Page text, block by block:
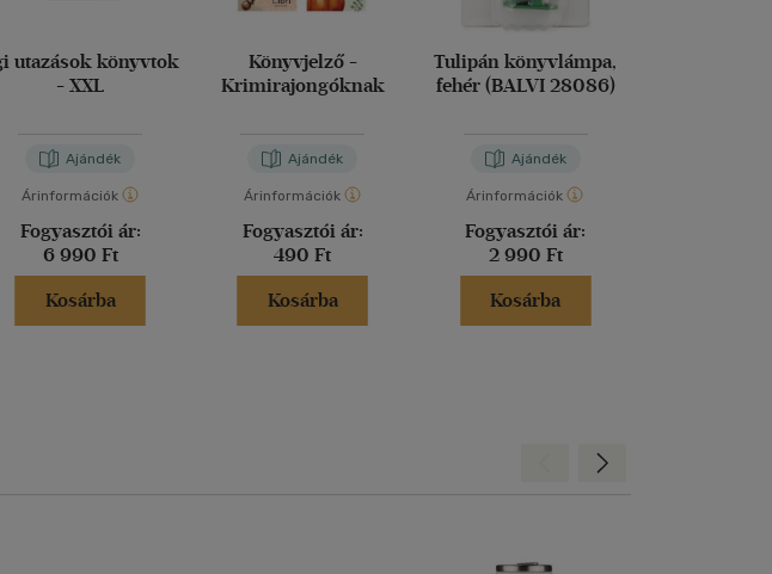
utazások könyvtok
- XXL
Ajándék
Árinformációk
Fogyasztói ár:
6 990 Ft
Kosárba
Könyvjelző -
Krimirajongóknak
Ajándék
Árinformációk
Fogyasztói ár:
490 Ft
Kosárba
Tulipán könyvlámpa,
fehér (BALVI 28086)
Ajándék
Árinformációk
Fogyasztói ár:
2 990 Ft
Kosárba
Előre